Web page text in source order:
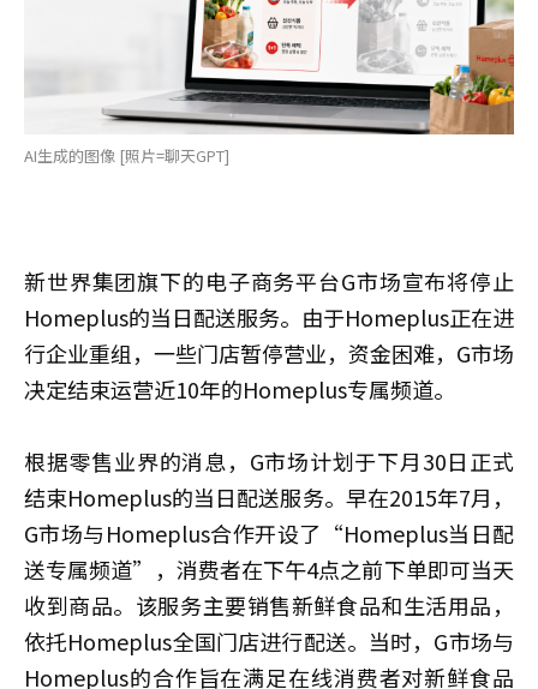
AI生成的图像 [照片=聊天GPT]
新世界集团旗下的电子商务平台G市场宣布将停止
Homeplus的当日配送服务。由于Homeplus正在进
行企业重组，一些门店暂停营业，资金困难，G市场
决定结束运营近10年的Homeplus专属频道。
根据零售业界的消息，G市场计划于下月30日正式
结束Homeplus的当日配送服务。早在2015年7月，
G市场与Homeplus合作开设了“Homeplus当日配
送专属频道”，消费者在下午4点之前下单即可当天
收到商品。该服务主要销售新鲜食品和生活用品，
依托Homeplus全国门店进行配送。当时，G市场与
Homeplus的合作旨在满足在线消费者对新鲜食品